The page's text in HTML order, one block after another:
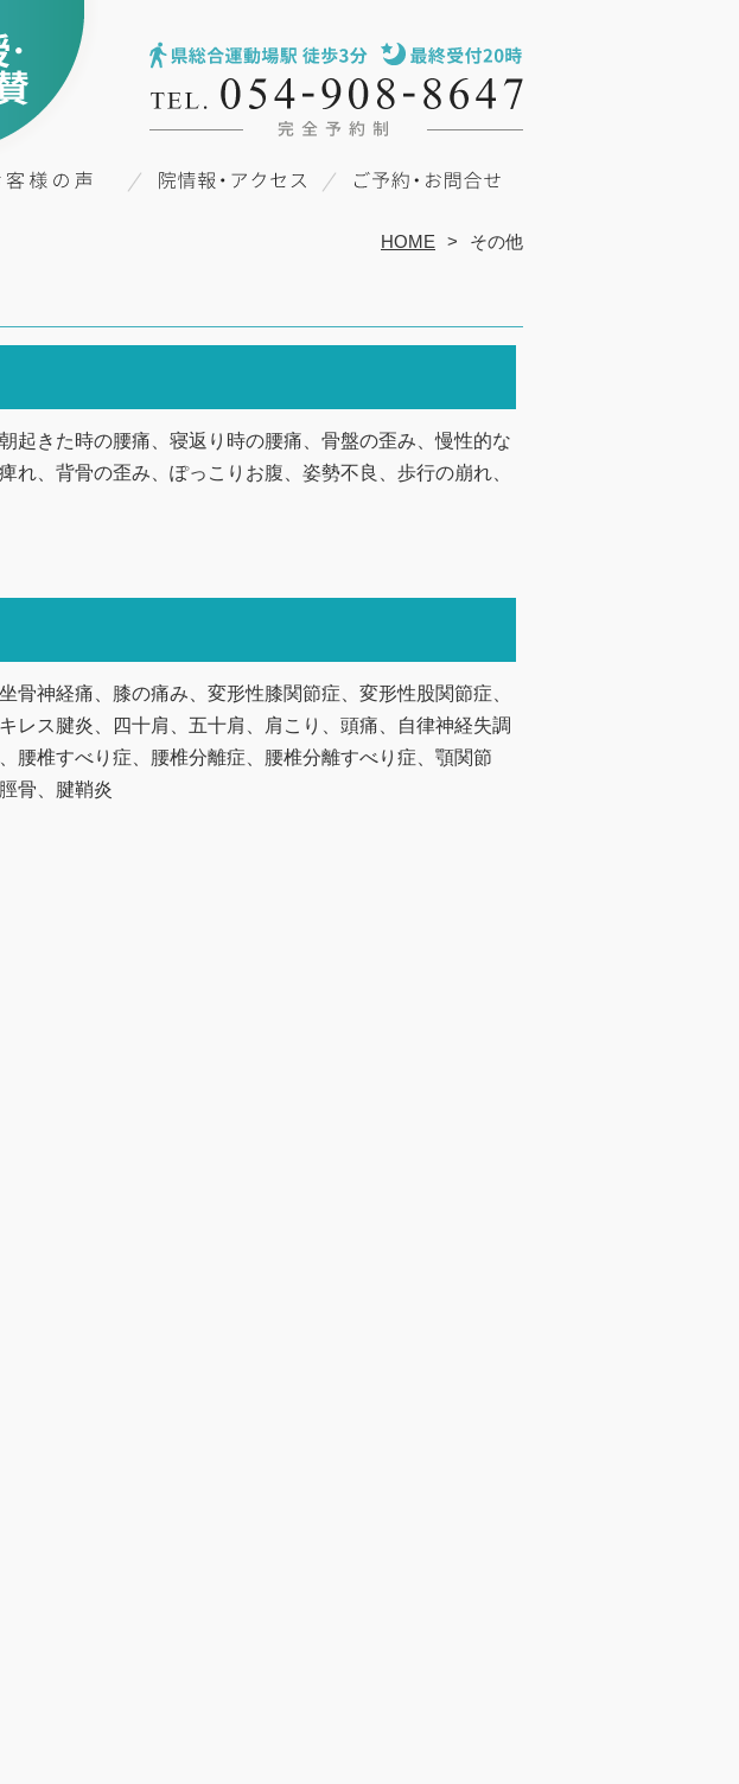
HOME その他
起きた時の腰痛、寝返り時の腰痛、骨盤の歪み、慢性的な
れ、背骨の歪み、ぽっこりお腹、姿勢不良、歩行の崩れ、
骨神経痛、膝の痛み、変形性膝関節症、変形性股関節症、
レス腱炎、四十肩、五十肩、肩こり、頭痛、自律神経失調
腰椎すべり症、腰椎分離症、腰椎分離すべり症、顎関節
骨、腱鞘炎